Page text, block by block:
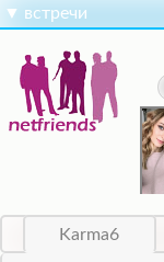
▼ встречи
Karma6